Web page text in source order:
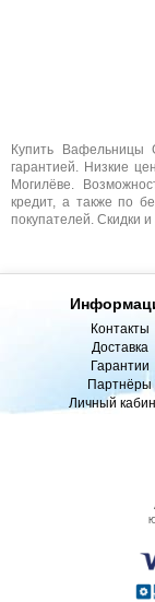
Купить Вафельницы
гарантией. Низкие
Могилёве.
кредит, а также по
покупателей. Скидки
Контакты
Доставка
Гарантии
Партнёры
Личный